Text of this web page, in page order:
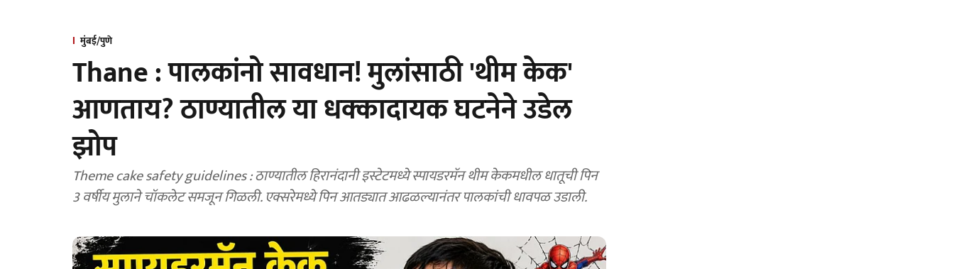
मुंबई/पुणे
Thane : पालकांनो सावधान! मुलांसाठी 'थीम केक'
आणताय? ठाण्यातील या धक्कादायक घटनेने उडेल
झोप
Theme cake safety guidelines : ठाण्यातील हिरानंदानी इस्टेटमध्ये स्पायडरमॅन थीम केकमधील धातूची पिन
3 वर्षीय मुलाने चॉकलेट समजून गिळली. एक्सरेमध्ये पिन आतड्यात आढळल्यानंतर पालकांची धावपळ उडाली.